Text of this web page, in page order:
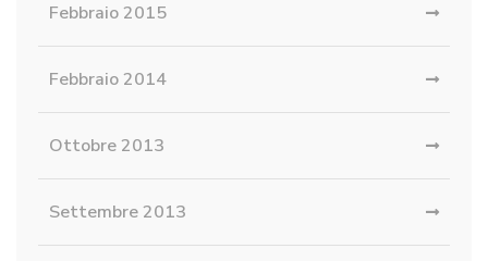
Febbraio 2015
Febbraio 2014
Ottobre 2013
Settembre 2013